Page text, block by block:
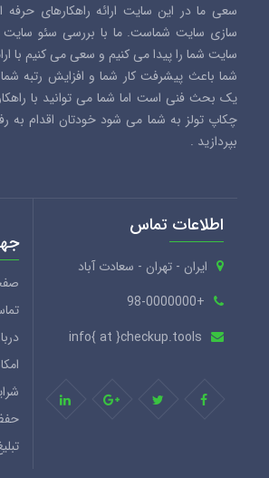
سعی ما در این سایت ارائه راهکارهای حرفه
سازی سایت شماست. ما با بررسی سئو
سایت شما را پیدا می کنیم و سعی می کنیم با
شما باعث پیشرفت کار شما و افزایش رتبه
یک بحث فنی است اما شما می توانید با
چکاپ تولز به شما می شود خودتان اقدام به
بپردازید .
اطلاعات تماس
ایران - تهران - سعادت آباد
+98-0000000
info{ at }checkup.tools